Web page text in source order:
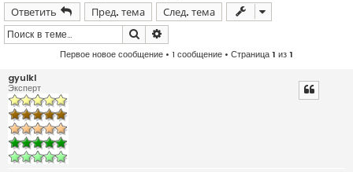
Ответить Пред. тема
След. тема
Поиск
Первое новое сообщение • 1 сообщение • Страница1 из1
gyulkl
Эксперт